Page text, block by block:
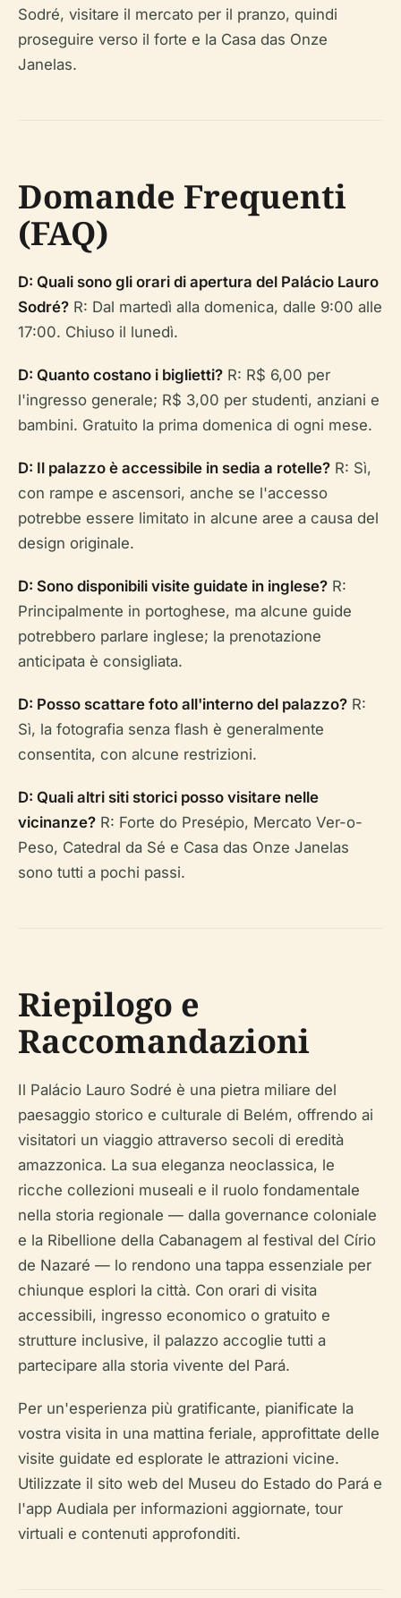
Sodré, visitare il mercato per il pranzo, quindi
proseguire verso il forte e la Casa das Onze
Janelas.
Domande Frequenti
(FAQ)
D: Quali sono gli orari di apertura del Palácio Lauro
Sodré? R: Dal martedì alla domenica, dalle 9:00 alle
17:00. Chiuso il lunedì.
D: Quanto costano i biglietti? R: R$ 6,00 per
l'ingresso generale; R$ 3,00 per studenti, anziani e
bambini. Gratuito la prima domenica di ogni mese.
D: Il palazzo è accessibile in sedia a rotelle? R: Sì,
con rampe e ascensori, anche se l'accesso
potrebbe essere limitato in alcune aree a causa del
design originale.
D: Sono disponibili visite guidate in inglese? R:
Principalmente in portoghese, ma alcune guide
potrebbero parlare inglese; la prenotazione
anticipata è consigliata.
D: Posso scattare foto all'interno del palazzo? R:
Sì, la fotografia senza flash è generalmente
consentita, con alcune restrizioni.
D: Quali altri siti storici posso visitare nelle
vicinanze? R: Forte do Presépio, Mercato Ver-o-
Peso, Catedral da Sé e Casa das Onze Janelas
sono tutti a pochi passi.
Riepilogo e
Raccomandazioni
Il Palácio Lauro Sodré è una pietra miliare del
paesaggio storico e culturale di Belém, offrendo ai
visitatori un viaggio attraverso secoli di eredità
amazzonica. La sua eleganza neoclassica, le
ricche collezioni museali e il ruolo fondamentale
nella storia regionale — dalla governance coloniale
e la Ribellione della Cabanagem al festival del Círio
de Nazaré — lo rendono una tappa essenziale per
chiunque esplori la città. Con orari di visita
accessibili, ingresso economico o gratuito e
strutture inclusive, il palazzo accoglie tutti a
partecipare alla storia vivente del Pará.
Per un'esperienza più gratificante, pianificate la
vostra visita in una mattina feriale, approfittate delle
visite guidate ed esplorate le attrazioni vicine.
Utilizzate il sito web del Museu do Estado do Pará e
l'app Audiala per informazioni aggiornate, tour
virtuali e contenuti approfonditi.